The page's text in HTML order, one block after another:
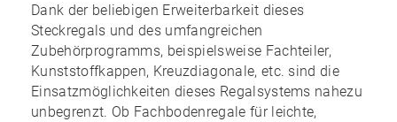
Dank der beliebigen Erweiterbarkeit dieses
Steckregals und des umfangreichen
Zubehörprogramms, beispielsweise Fachteiler,
Kunststoffkappen, Kreuzdiagonale, etc. sind die
Einsatzmöglichkeiten dieses Regalsystems nahezu
unbegrenzt. Ob Fachbodenregale für leichte,